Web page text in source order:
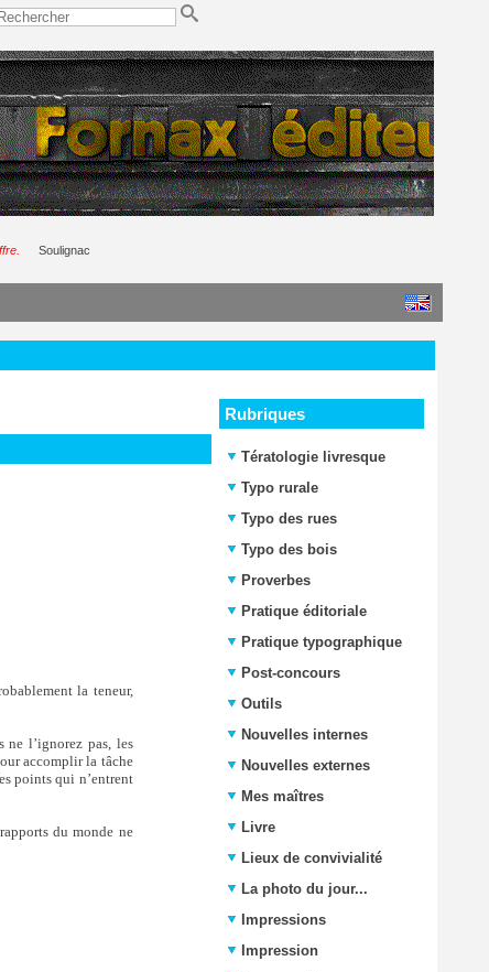
Soulignac
la teneur,
ne l’ignorez pas, les
accomplir la tâche
points qui n’entrent
du monde ne
Rubriques
Tératologie livresque
Typo rurale
Typo des rues
Typo des bois
Proverbes
Pratique éditoriale
Pratique typographique
Post-concours
Outils
Nouvelles internes
Nouvelles externes
Mes maîtres
Livre
Lieux de convivialité
La photo du jour...
Impressions
Impression